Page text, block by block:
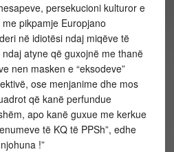
persekucioni kulturor e
pikpamje Europjano
në idiotësi ndaj miqëve të
atyne që guxojnë me thanë
nen masken e “eksodeve”
ose menjanime dhe mos
që kanë perfundue
apo kanë guxue me kerkue
të KQ të PPSh”, edhe
!”